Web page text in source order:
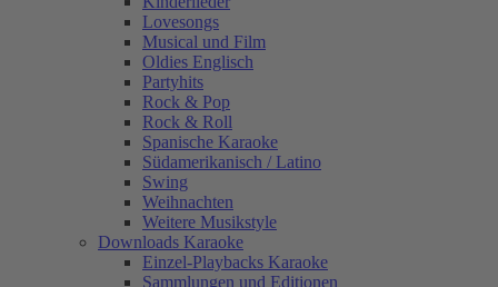
Lovesongs
Musical und Film
Oldies Englisch
Partyhits
Rock & Pop
Rock & Roll
Spanische Karaoke
Südamerikanisch / Latino
Swing
Weihnachten
Weitere Musikstyle
Downloads Karaoke
Einzel-Playbacks Karaoke
Sammlungen und Editionen